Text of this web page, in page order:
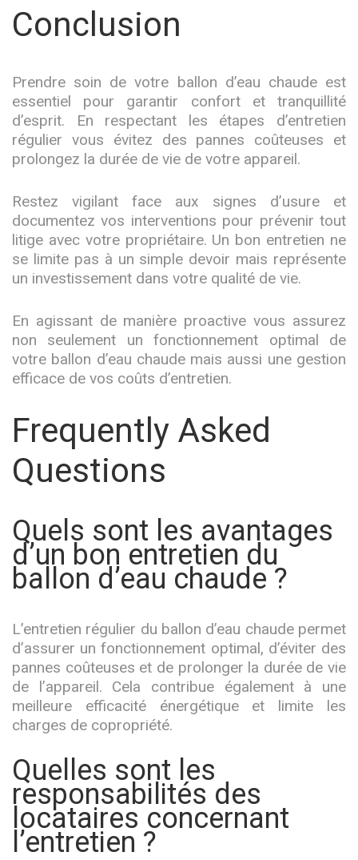
Conclusion
Prendre soin de votre ballon d’eau chaude est
essentiel pour garantir confort et tranquillité
d’esprit. En respectant les étapes d’entretien
régulier vous évitez des pannes coûteuses et
prolongez la durée de vie de votre appareil.
Restez vigilant face aux signes d’usure et
documentez vos interventions pour prévenir tout
litige avec votre propriétaire. Un bon entretien ne
se limite pas à un simple devoir mais représente
un investissement dans votre qualité de vie.
En agissant de manière proactive vous assurez
non seulement un fonctionnement optimal de
votre ballon d’eau chaude mais aussi une gestion
efficace de vos coûts d’entretien.
Frequently Asked
Questions
Quels sont les avantages
d’un bon entretien du
ballon d’eau chaude ?
L’entretien régulier du ballon d’eau chaude permet
d’assurer un fonctionnement optimal, d’éviter des
pannes coûteuses et de prolonger la durée de vie
de l’appareil. Cela contribue également à une
meilleure efficacité énergétique et limite les
charges de copropriété.
Quelles sont les
responsabilités des
locataires concernant
l’entretien ?